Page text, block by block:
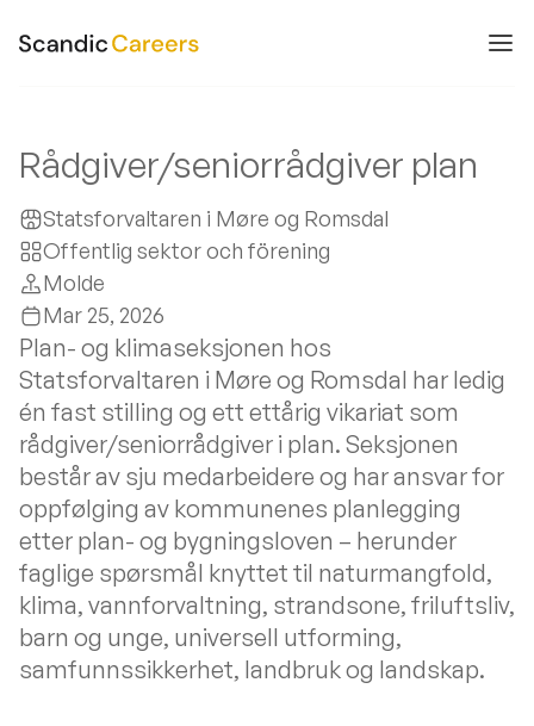
Rådgiver/seniorrådgiver plan
Statsforvaltaren i Møre og Romsdal
Offentlig sektor och förening
Molde
Mar 25, 2026
Plan- og klimaseksjonen hos
Statsforvaltaren i Møre og Romsdal har ledig
én fast stilling og ett ettårig vikariat som
rådgiver/seniorrådgiver i plan. Seksjonen
består av sju medarbeidere og har ansvar for
oppfølging av kommunenes planlegging
etter plan- og bygningsloven – herunder
faglige spørsmål knyttet til naturmangfold,
klima, vannforvaltning, strandsone, friluftsliv,
barn og unge, universell utforming,
samfunnssikkerhet, landbruk og landskap.